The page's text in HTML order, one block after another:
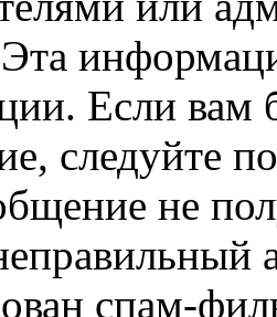
Если
следуйте
не
спам-